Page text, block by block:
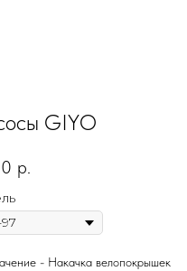
GIYO
р.
- Накачка велопокрышек